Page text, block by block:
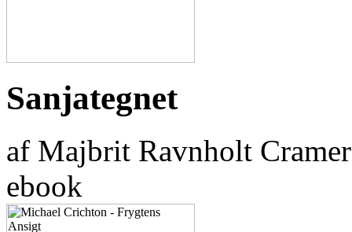
Sanjategnet
af Majbrit Ravnholt
ebook